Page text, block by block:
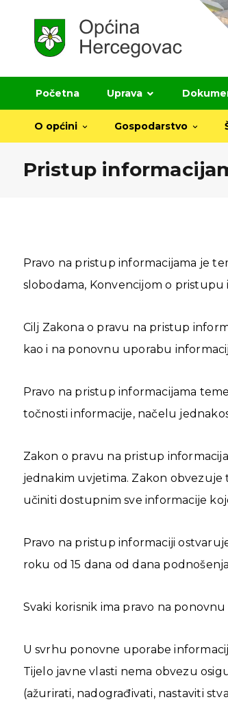
Početna Uprava
O općini Gospodarstvo
Pristup
Pravo na pristup informacijama je
slobodama, Konvencijom o pristupu
Cilj Zakona o pravu na pristup
kao i na ponovnu uporabu
Pravo na pristup informacijama
točnosti informacije, načelu
Zakon o pravu na pristup
jednakim uvjetima. Zakon obvezuje
učiniti dostupnim sve informacije
Pravo na pristup informaciji
roku od 15 dana od dana
Svaki korisnik ima pravo na
U svrhu ponovne uporabe
Tijelo javne vlasti nema obvezu
(ažurirati, nadograđivati, nastaviti